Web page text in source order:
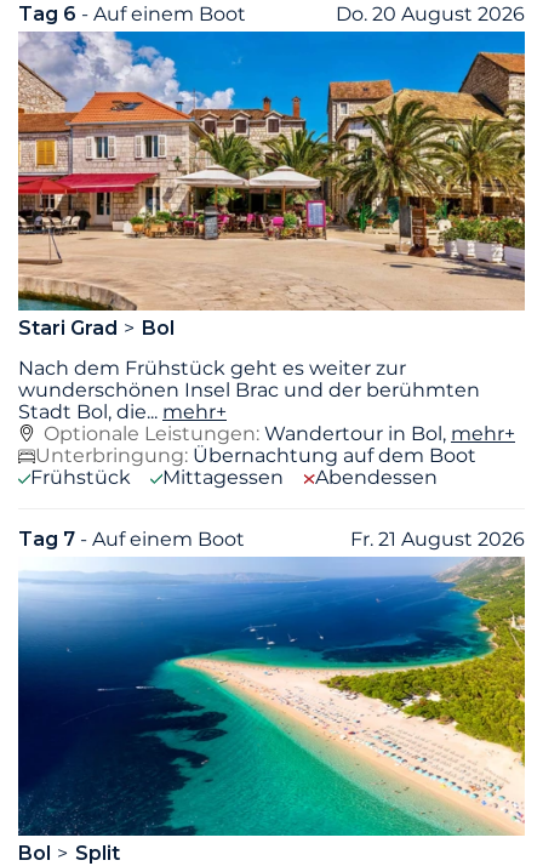
Tag 6 - Auf einem Boot Do. 20 August 2026
Stari Grad
Bol
Nach dem Frühstück geht es weiter zur
wunderschönen Insel Brac und der berühmten
Stadt Bol, die... mehr+
Optionale Leistungen: Wandertour in Bol, mehr+
Unterbringung: Übernachtung auf dem Boot
Frühstück
Mittagessen Abendessen
Tag 7 - Auf einem Boot Fr. 21 August 2026
Bol
Split